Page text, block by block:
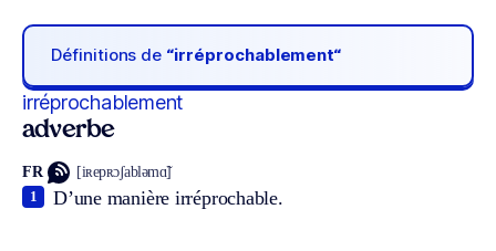
Définitions de “irréprochablement“
irréprochablement
adverbe
FR [iʀepʀɔʃabləmɑ̃]
D’une manière irréprochable.
1